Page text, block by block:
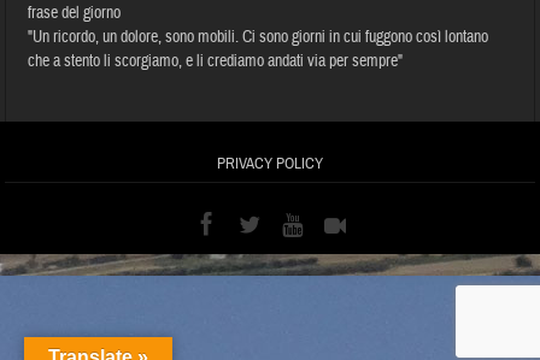
frase del giorno
"Un ricordo, un dolore, sono mobili. Ci sono giorni in cui fuggono così lontano
che a stento li scorgiamo, e li crediamo andati via per sempre"
PRIVACY POLICY